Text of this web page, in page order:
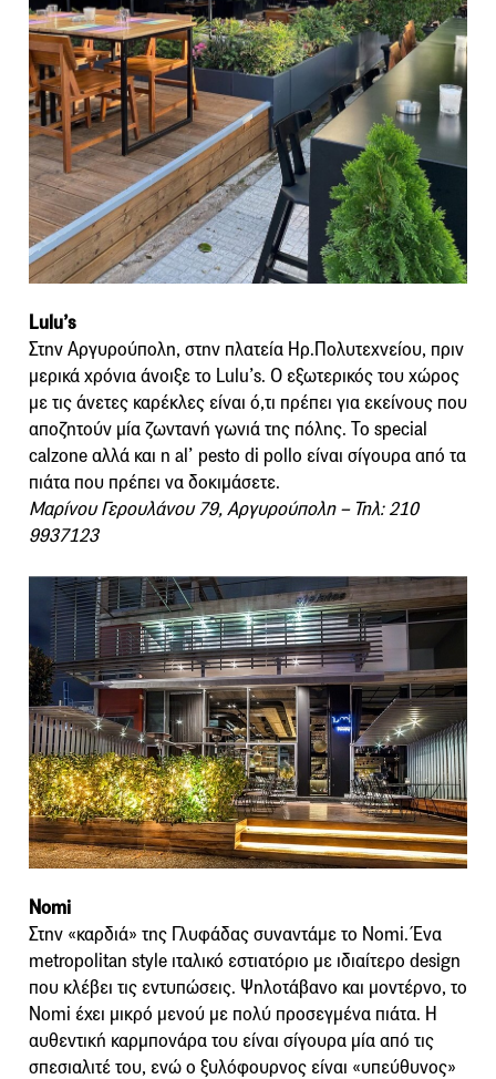
Lulu’s
Στην Αργυρούπολη, στην πλατεία Ηρ.Πολυτεχνείου, πριν
μερικά χρόνια άνοιξε το Lulu’s. Ο εξωτερικός του χώρος
με τις άνετες καρέκλες είναι ό,τι πρέπει για εκείνους που
αποζητούν μία ζωντανή γωνιά της πόλης. Το special
calzone αλλά και η al’ pesto di pollo είναι σίγουρα από τα
πιάτα που πρέπει να δοκιμάσετε.
Μαρίνου Γερουλάνου 79, Αργυρούπολη – Τηλ: 210
9937123
Nomi
Στην «καρδιά» της Γλυφάδας συναντάμε το Nomi. Ένα
metropolitan style ιταλικό εστιατόριο με ιδιαίτερο design
που κλέβει τις εντυπώσεις. Ψηλοτάβανο και μοντέρνο, το
Nomi έχει μικρό μενού με πολύ προσεγμένα πιάτα. Η
αυθεντική καρμπονάρα του είναι σίγουρα μία από τις
σπεσιαλιτέ του, ενώ ο ξυλόφουρνος είναι «υπεύθυνος»